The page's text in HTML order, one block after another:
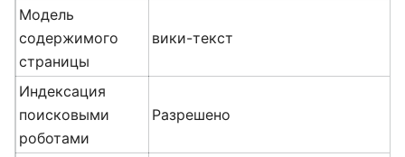
Модель
содержимого
страницы
вики-текст
Индексация
поисковыми
роботами
Разрешено